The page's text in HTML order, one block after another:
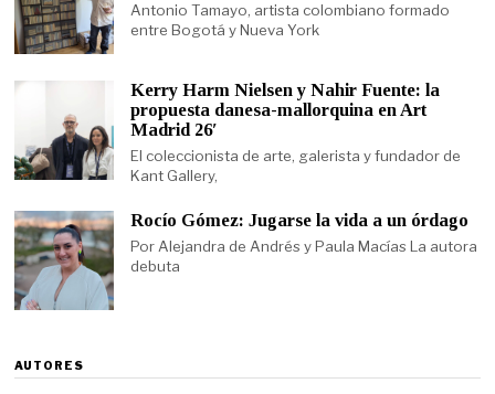
Antonio Tamayo, artista colombiano formado
entre Bogotá y Nueva York
Kerry Harm Nielsen y Nahir Fuente: la
propuesta danesa-mallorquina en Art
Madrid 26′
El coleccionista de arte, galerista y fundador de
Kant Gallery,
Rocío Gómez: Jugarse la vida a un órdago
Por Alejandra de Andrés y Paula Macías La autora
debuta
AUTORES